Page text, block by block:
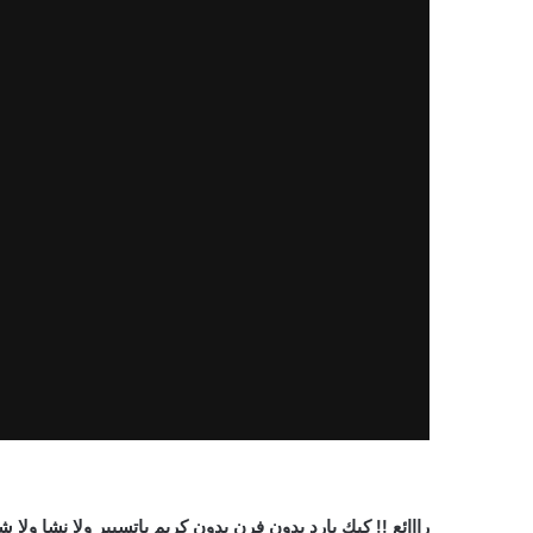
رااائع !! كيك بارد بدون فرن بدون كريم باتسيير ولا نشا